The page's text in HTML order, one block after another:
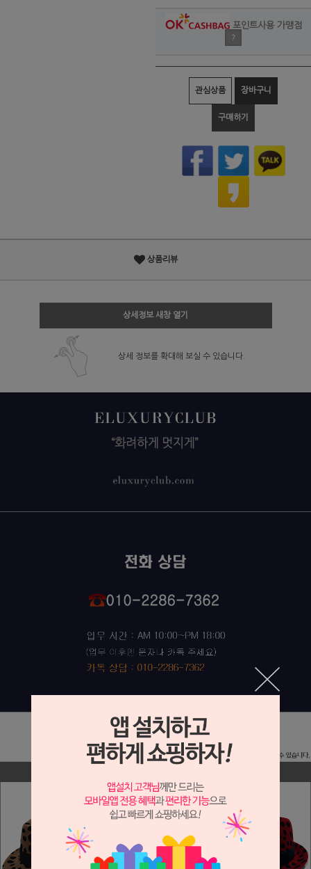
포인트사용 가맹점
?
관심상품 장바구니
구매하기
상품리뷰
상세정보 새창 열기
상세 정보를 확대해 보실 수 있습니다.